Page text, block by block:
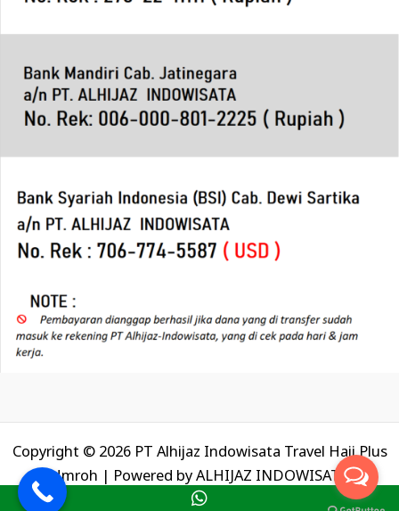
Copyright © 2026 PT Alhijaz Indowisata Travel Haji Plus
Umroh | Powered byALHIJAZ INDOWISATA